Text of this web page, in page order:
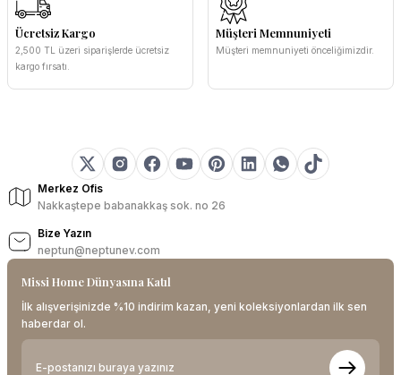
Ücretsiz Kargo
2,500 TL üzeri siparişlerde ücretsiz
kargo fırsatı.
Müşteri Memnuniyeti
Müşteri memnuniyeti önceliğimizdir.
Merkez Ofis
Nakkaştepe babanakkaş sok. no 26
Bize Yazın
neptun@neptunev.com
Missi Home Dünyasına Katıl
İlk alışverişinizde %10 indirim kazan, yeni koleksiyonlardan ilk sen
haberdar ol.